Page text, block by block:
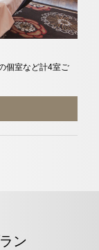
個室など計4室ご
ン